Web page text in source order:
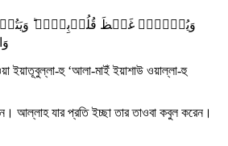
وَیُذۡہِبۡ غَیۡظَ قُلُوۡبِہِمۡ ؕ وَیَتُوۡبُ
ইয়াতূবুল্লা-হু ‘আলা-মাইঁ ইয়াশাউ ওয়াল্লা-হু
আল্লাহ যার প্রতি ইচ্ছা তার তাওবা কবুল করেন।